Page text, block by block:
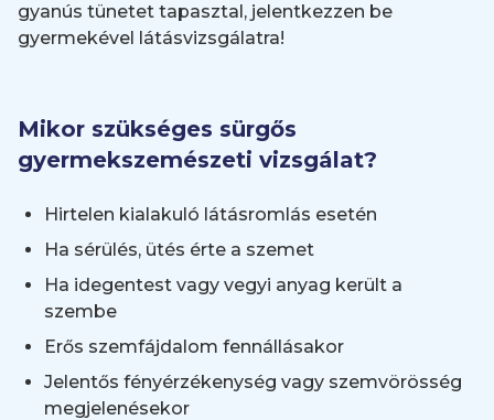
gyanús tünetet tapasztal, jelentkezzen be
gyermekével látásvizsgálatra!
Mikor szükséges sürgős
gyermekszemészeti vizsgálat?
Hirtelen kialakuló látásromlás esetén
Ha sérülés, ütés érte a szemet
Ha idegentest vagy vegyi anyag került a
szembe
Erős szemfájdalom fennállásakor
Jelentős fényérzékenység vagy szemvörösség
megjelenésekor